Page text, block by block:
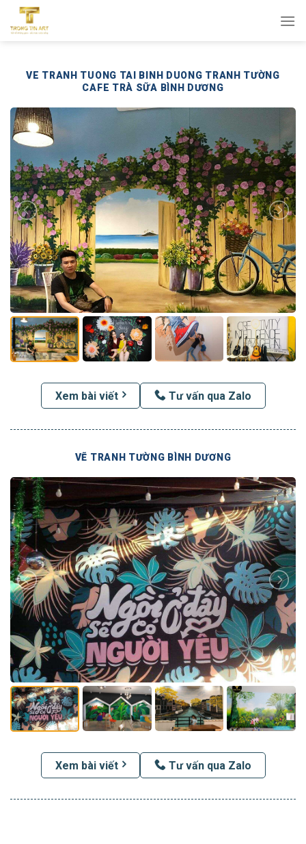
qua
VE TRANH TUONG TAI BINH DUONG TRANH TƯỜNG
CAFE TRÀ SỮA BÌNH DƯƠNG
Xem bài viết Tư vấn qua Zalo
VẼ TRANH TƯỜNG BÌNH DƯƠNG
Xem bài viết Tư vấn qua Zalo